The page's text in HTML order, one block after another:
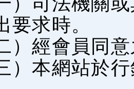
要求時。
）經會員同
）本網站於